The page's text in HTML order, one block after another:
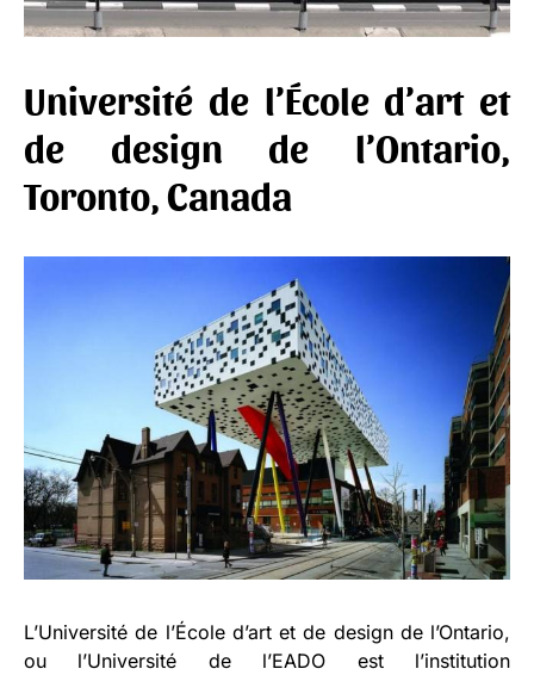
Université de l’École d’art et
de design de l’Ontario,
Toronto, Canada
L’Université de l’École d’art et de design de l’Ontario,
ou l’Université de l’EADO est l’institution